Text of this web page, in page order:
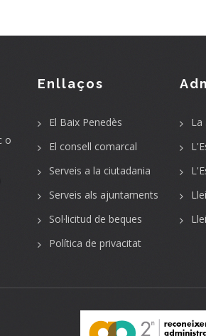
o
Enllaços
El Baix Penedès
El consell comarcal
Serveis a la ciutadania
Serveis als ajuntaments
Sol·licitud de beques
Política de privacitat
La